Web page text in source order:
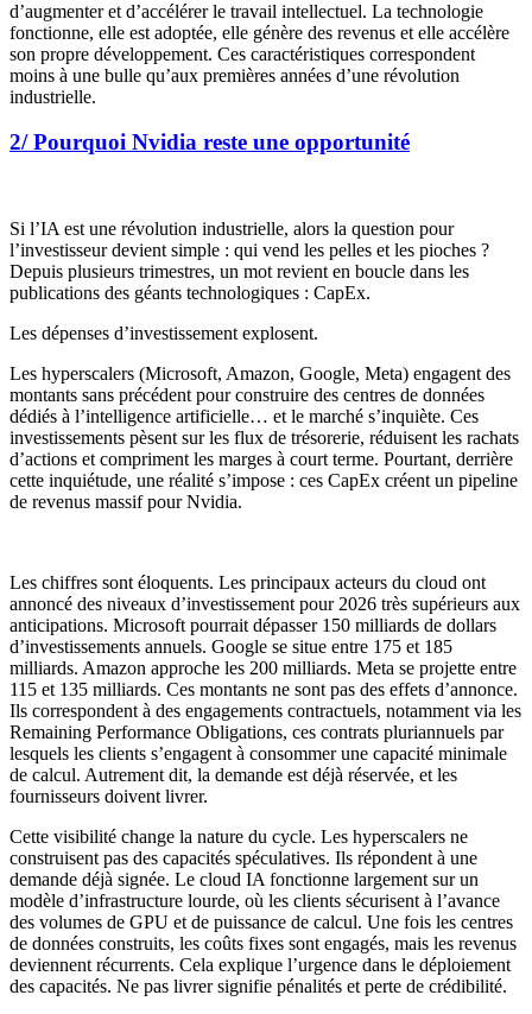
d’augmenter et d’accélérer le travail intellectuel. La technologie
fonctionne, elle est adoptée, elle génère des revenus et elle accélère
son propre développement. Ces caractéristiques correspondent
moins à une bulle qu’aux premières années d’une révolution
industrielle.
2/ Pourquoi Nvidia reste une opportunité
Si l’IA est une révolution industrielle, alors la question pour
l’investisseur devient simple : qui vend les pelles et les pioches ?
Depuis plusieurs trimestres, un mot revient en boucle dans les
publications des géants technologiques : CapEx.
Les dépenses d’investissement explosent.
Les hyperscalers (Microsoft, Amazon, Google, Meta) engagent des
montants sans précédent pour construire des centres de données
dédiés à l’intelligence artificielle… et le marché s’inquiète. Ces
investissements pèsent sur les flux de trésorerie, réduisent les rachats
d’actions et compriment les marges à court terme. Pourtant, derrière
cette inquiétude, une réalité s’impose : ces CapEx créent un pipeline
de revenus massif pour Nvidia.
Les chiffres sont éloquents. Les principaux acteurs du cloud ont
annoncé des niveaux d’investissement pour 2026 très supérieurs aux
anticipations. Microsoft pourrait dépasser 150 milliards de dollars
d’investissements annuels. Google se situe entre 175 et 185
milliards. Amazon approche les 200 milliards. Meta se projette entre
115 et 135 milliards. Ces montants ne sont pas des effets d’annonce.
Ils correspondent à des engagements contractuels, notamment via les
Remaining Performance Obligations, ces contrats pluriannuels par
lesquels les clients s’engagent à consommer une capacité minimale
de calcul. Autrement dit, la demande est déjà réservée, et les
fournisseurs doivent livrer.
Cette visibilité change la nature du cycle. Les hyperscalers ne
construisent pas des capacités spéculatives. Ils répondent à une
demande déjà signée. Le cloud IA fonctionne largement sur un
modèle d’infrastructure lourde, où les clients sécurisent à l’avance
des volumes de GPU et de puissance de calcul. Une fois les centres
de données construits, les coûts fixes sont engagés, mais les revenus
deviennent récurrents. Cela explique l’urgence dans le déploiement
des capacités. Ne pas livrer signifie pénalités et perte de crédibilité.